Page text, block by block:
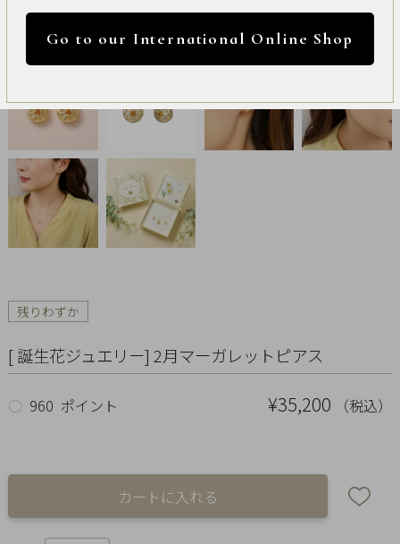
残りわずか
[ 誕生花ジュエリー] 2月マーガレットピアス
¥35,200 （税込）
○ 960 ポイント
Online
Shop
Item
ALL
Necklace
Pierced
Earrings
Charm
Disney
Season
Go to our International Online Shop